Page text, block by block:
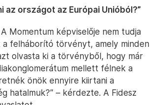
országot az Európai Unióból?”
Momentum képviselője nem tudja
a felháborító törvényt, amely minden
olvasta ki a törvényből, hogy már
mellett félnek a
önök ennyire kiirtani a
hatalmuk?” – kérdezte. A Fidesz